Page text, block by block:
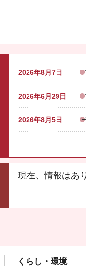
2026年8月7日
2026年6月29日
2026年8月5日
現在、情報はあ
くらし・環境